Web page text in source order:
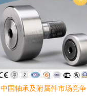
中国轴承及附属件市场竞争